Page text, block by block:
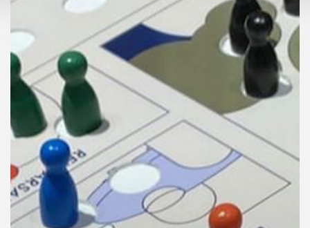
แนะนำ
เพล
ลิ
สต์
คุณ
เพลง